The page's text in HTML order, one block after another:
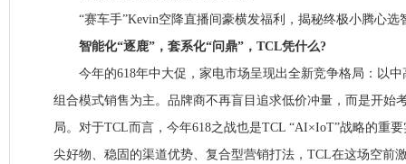
“赛车手”Kevin空降直播间豪横发福利，揭秘终极小腾心选
智能化“逐鹿”，套系化“问鼎”，TCL凭什么?
今年的618年中大促，家电市场呈现出全新竞争格局：以中
组合模式销售为主。品牌商不再盲目追求低价冲量，而是开始
局。对于TCL而言，今年618之战也是TCL “AI×IoT”战略的重
尖好物、稳固的渠道优势、复合型营销打法，TCL在这场空前